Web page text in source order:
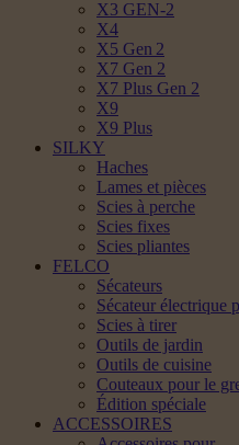
X3 GEN-2
X4
X5 Gen 2
X7 Gen 2
X7 Plus Gen 2
X9
X9 Plus
SILKY
Haches
Lames et pièces
Scies à perche
Scies fixes
Scies pliantes
FELCO
Sécateurs
Sécateur électrique
Scies à tirer
Outils de jardin
Outils de cuisine
Couteaux pour le
Édition spéciale
ACCESSOIRES